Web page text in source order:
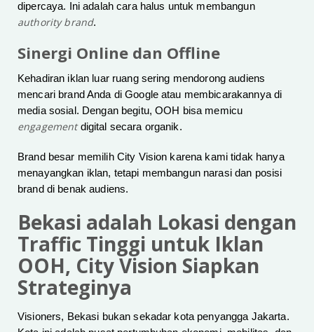
dipercaya. Ini adalah cara halus untuk membangun
authority brand.
Sinergi Online dan Offline
Kehadiran iklan luar ruang sering mendorong audiens
mencari brand Anda di Google atau membicarakannya di
media sosial. Dengan begitu, OOH bisa memicu
engagementdigital secara organik.
Brand besar memilih City Vision karena kami tidak hanya
menayangkan iklan, tetapi membangun narasi dan posisi
brand di benak audiens.
Bekasi adalah Lokasi dengan
Traffic Tinggi untuk Iklan
OOH, City Vision Siapkan
Strateginya
Visioners, Bekasi bukan sekadar kota penyangga Jakarta.